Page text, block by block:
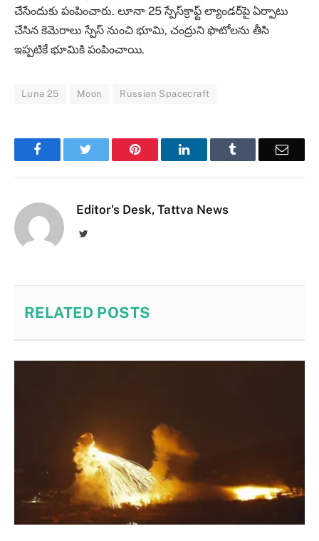
చేసేందుకు పంపించారు. లూనా 25 స్పేస్‌క్రాఫ్ట్ ల్యాండర్‌పై ఏర్పాటు
చేసిన కెమెరాలు స్పేస్ నుంచి భూమి, చంద్రుని ఫొటోలను తీసి
ఇప్పటికే భూమికి పంపించాయి.
Luna 25 Moon Russian Spacecraft
Facebook Pinterest LinkedIn Email
Editor's Desk, Tattva News
Twitter
RELATED POSTS